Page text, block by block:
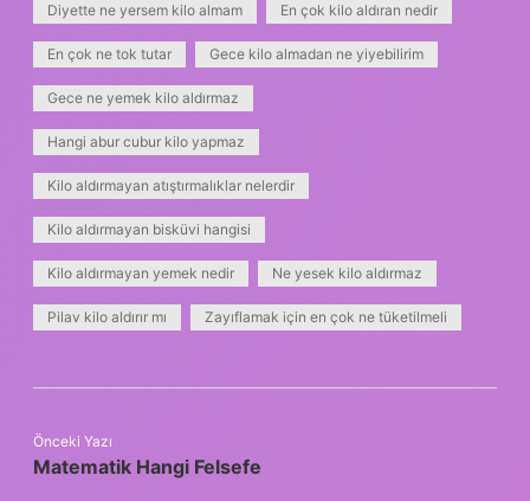
Diyette ne yersem kilo almam En çok kilo aldıran nedir
En çok ne tok tutar Gece kilo almadan ne yiyebilirim
Gece ne yemek kilo aldırmaz
Hangi abur cubur kilo yapmaz
Kilo aldırmayan atıştırmalıklar nelerdir
Kilo aldırmayan bisküvi hangisi
Kilo aldırmayan yemek nedir Ne yesek kilo aldırmaz
Pilav kilo aldırır mı Zayıflamak için en çok ne tüketilmeli
Önceki Yazı
Matematik Hangi Felsefe